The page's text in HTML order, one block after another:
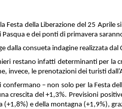
Festa della Liberazione del 25
Pasqua e dei ponti di primavera
dalla consueta indagine realizzata
restano infatti determinanti per la
invece, le prenotazioni dei turisti
confermano – non solo per la Festa
crescita del +1,3%. Previsioni
(+1,8%) e della montagna (+1,9%),